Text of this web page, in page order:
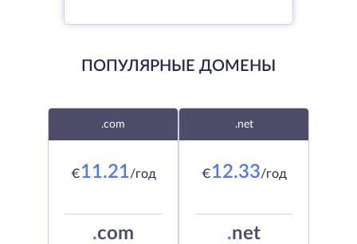
ПОПУЛЯРНЫЕ ДОМЕНЫ
.com
€11.21/год
.com
.net
€12.33/год
.net